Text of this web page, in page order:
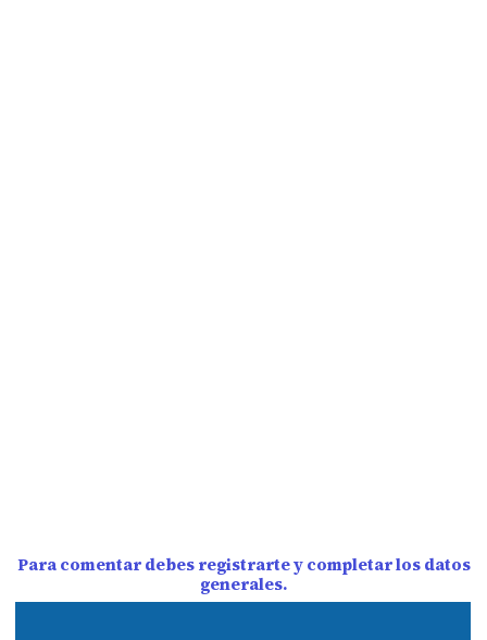
Para comentar debes registrarte y completar los datos
generales.